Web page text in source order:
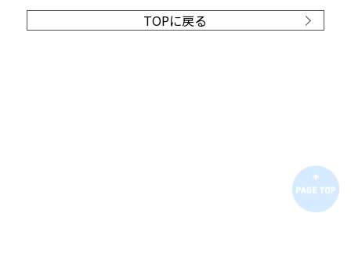
TOPに戻る